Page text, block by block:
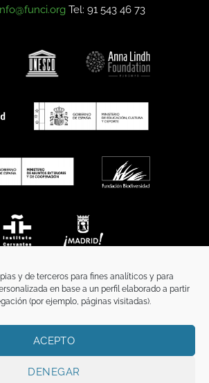
y de terceros para fines analíticos y para
en base a un perfil elaborado a partir
(por ejemplo, páginas visitadas).
ACEPTO
DENEGAR
Tel: 91 543 46 73
TÉRMINOS Y CONDICIONES